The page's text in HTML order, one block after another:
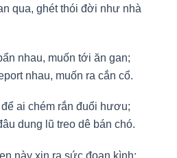
qua, ghét thói đời như nhà
nhau, muốn tới ăn gan;
nhau, muốn ra cắn cổ.
ai chém rắn đuổi hươu;
dung lũ treo dê bán chó.